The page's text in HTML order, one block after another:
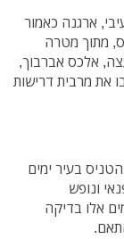
ארגנה כאמור
מתוך מטרה
אלכס אברבוך,
את מרבית דרישות
בעיר ימים
ונופש
אלו בדיקה